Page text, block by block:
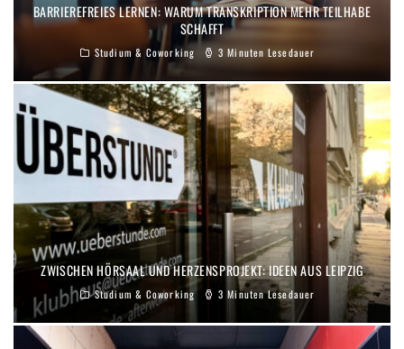
BARRIEREFREIES LERNEN: WARUM TRANSKRIPTION MEHR TEILHABE
SCHAFFT
Studium & Coworking 3 Minuten Lesedauer
ZWISCHEN HÖRSAAL UND HERZENSPROJEKT: IDEEN AUS LEIPZIG
Studium & Coworking 3 Minuten Lesedauer